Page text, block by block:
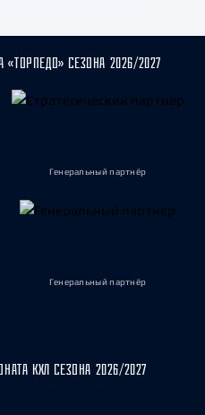
СЕЗОНА 2026/2027
Генеральный партнёр
Генеральный партнёр
КХЛ СЕЗОНА 2026/2027